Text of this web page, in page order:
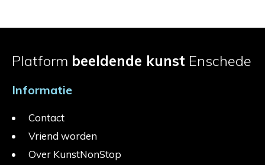
Platform beeldende kunst Enschede
Informatie
Contact
Vriend worden
Over KunstNonStop